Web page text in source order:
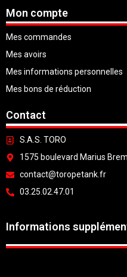
Mon compte
Mes commandes
Mes avoirs
Mes informations personnelles
Mes bons de réduction
Contact
S.A.S. TORO
1575 boulevard Marius
contact@toropetank.fr
03.25.02.47.01
Informations